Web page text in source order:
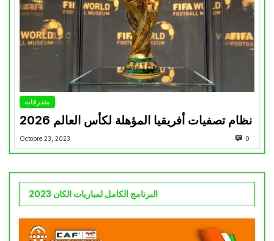
متفرقات
نظام تصفيات أفريقيا المؤهلة لكأس العالم 2026
Octobre 23, 2023 0
البرنامج الكامل لمباريات الكان 2023